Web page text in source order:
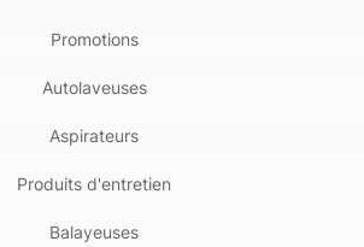
Promotions
Autolaveuses
Aspirateurs
Produits d'entretien
Balayeuses